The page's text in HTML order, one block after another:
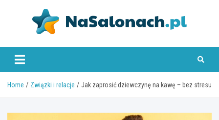
nasalonach.pl
Home Związki i relacje Jak zaprosić dziewczynę na kawę – bez stresu